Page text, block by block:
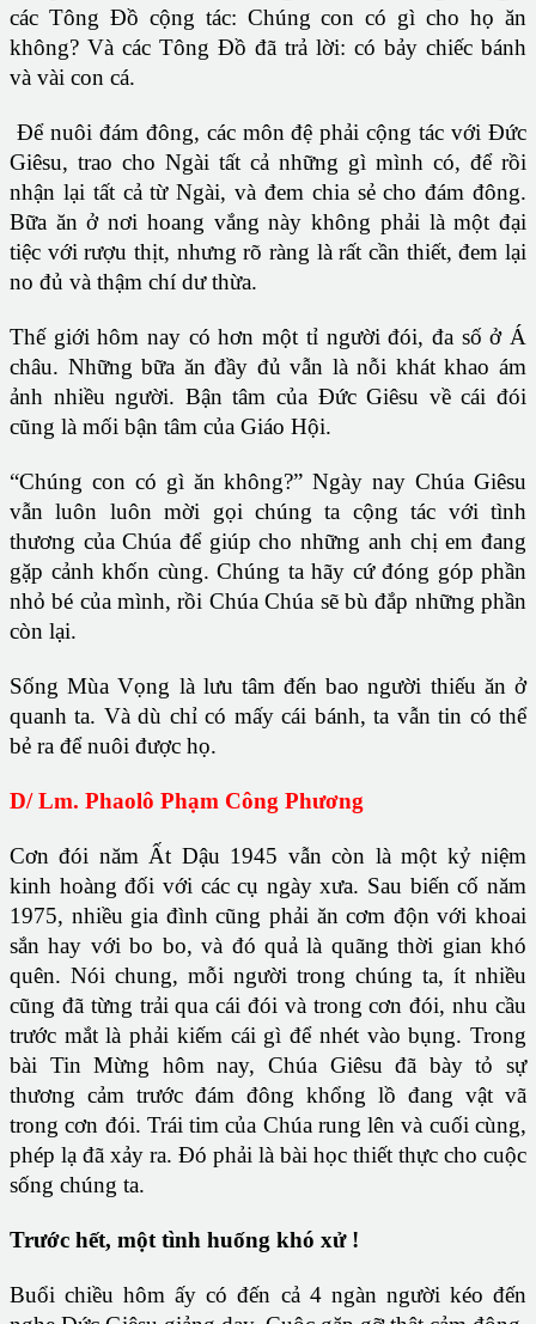
các Tông Đồ cộng tác: Chúng con có gì cho họ ăn
không? Và các Tông Đồ đã trả lời: có bảy chiếc bánh
và vài con cá.
Để nuôi đám đông, các môn đệ phải cộng tác với Đức
Giêsu, trao cho Ngài tất cả những gì mình có, để rồi
nhận lại tất cả từ Ngài, và đem chia sẻ cho đám đông.
Bữa ăn ở nơi hoang vắng này không phải là một đại
tiệc với rượu thịt, nhưng rõ ràng là rất cần thiết, đem lại
no đủ và thậm chí dư thừa.
Thế giới hôm nay có hơn một tỉ người đói, đa số ở Á
châu. Những bữa ăn đầy đủ vẫn là nỗi khát khao ám
ảnh nhiều người. Bận tâm của Đức Giêsu về cái đói
cũng là mối bận tâm của Giáo Hội.
“Chúng con có gì ăn không?” Ngày nay Chúa Giêsu
vẫn luôn luôn mời gọi chúng ta cộng tác với tình
thương của Chúa để giúp cho những anh chị em đang
gặp cảnh khốn cùng. Chúng ta hãy cứ đóng góp phần
nhỏ bé của mình, rồi Chúa Chúa sẽ bù đắp những phần
còn lại.
Sống Mùa Vọng là lưu tâm đến bao người thiếu ăn ở
quanh ta. Và dù chỉ có mấy cái bánh, ta vẫn tin có thể
bẻ ra để nuôi được họ.
D/ Lm. Phaolô Phạm Công Phương
Cơn đói năm Ất Dậu 1945 vẫn còn là một kỷ niệm
kinh hoàng đối với các cụ ngày xưa. Sau biến cố năm
1975, nhiều gia đình cũng phải ăn cơm độn với khoai
sắn hay với bo bo, và đó quả là quãng thời gian khó
quên. Nói chung, mỗi người trong chúng ta, ít nhiều
cũng đã từng trải qua cái đói và trong cơn đói, nhu cầu
trước mắt là phải kiếm cái gì để nhét vào bụng. Trong
bài Tin Mừng hôm nay, Chúa Giêsu đã bày tỏ sự
thương cảm trước đám đông khổng lồ đang vật vã
trong cơn đói. Trái tim của Chúa rung lên và cuối cùng,
phép lạ đã xảy ra. Đó phải là bài học thiết thực cho cuộc
sống chúng ta.
Trước hết, một tình huống khó xử !
Buổi chiều hôm ấy có đến cả 4 ngàn người kéo đến